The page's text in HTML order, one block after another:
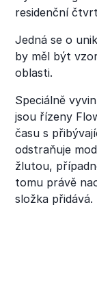
residenční
Jedná se o
by měl být
oblasti.
Speciálně
jsou řízeny
času s
odstraňuje
žlutou,
tomu právě
složka přidává.